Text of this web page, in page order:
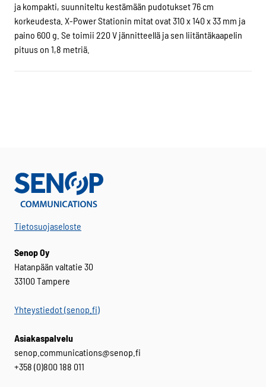
ja kompakti, suunniteltu kestämään pudotukset 76 cm
korkeudesta. X-Power Stationin mitat ovat 310 x 140 x 33 mm ja
paino 600 g. Se toimii 220 V jännitteellä ja sen liitäntäkaapelin
pituus on 1,8 metriä.
Tietosuojaseloste
Senop Oy
Hatanpään valtatie 30
33100 Tampere
Yhteystiedot (senop.fi)
Asiakaspalvelu
senop.communications@senop.fi
+358 (0)800 188 011